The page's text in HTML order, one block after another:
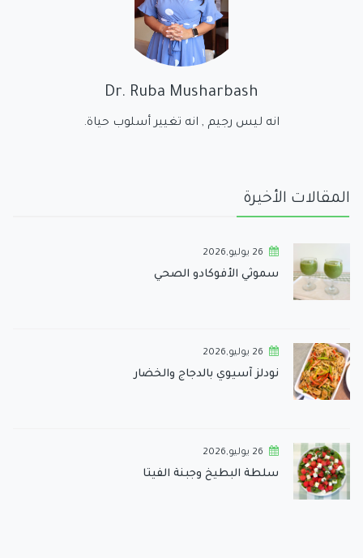
Dr. Ruba Musharbash
انه ليس رجيم , انه تغيير أسلوب حياة.
المقالات الأخيرة
26 يوليو,2026
سموثي الأفوكادو الصحي
26 يوليو,2026
نودلز آسيوي بالدجاج والخضار
26 يوليو,2026
سلطة البطيخ وجبنة الفيتا